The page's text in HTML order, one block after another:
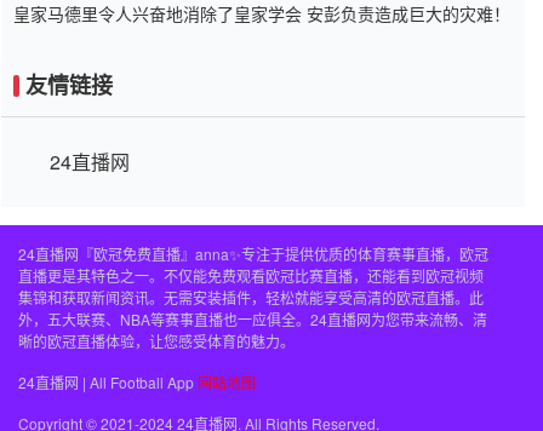
皇家马德里令人兴奋地消除了皇家学会 安彭负责造成巨大的灾难！
友情链接
24直播网
24直播网『欧冠免费直播』anna✨专注于提供优质的体育赛事直播，欧冠
直播更是其特色之一。不仅能免费观看欧冠比赛直播，还能看到欧冠视频
集锦和获取新闻资讯。无需安装插件，轻松就能享受高清的欧冠直播。此
外，五大联赛、NBA等赛事直播也一应俱全。24直播网为您带来流畅、清
晰的欧冠直播体验，让您感受体育的魅力。
24直播网 | All Football App 网站地图
Copyright © 2021-2024 24直播网. All Rights Reserved.